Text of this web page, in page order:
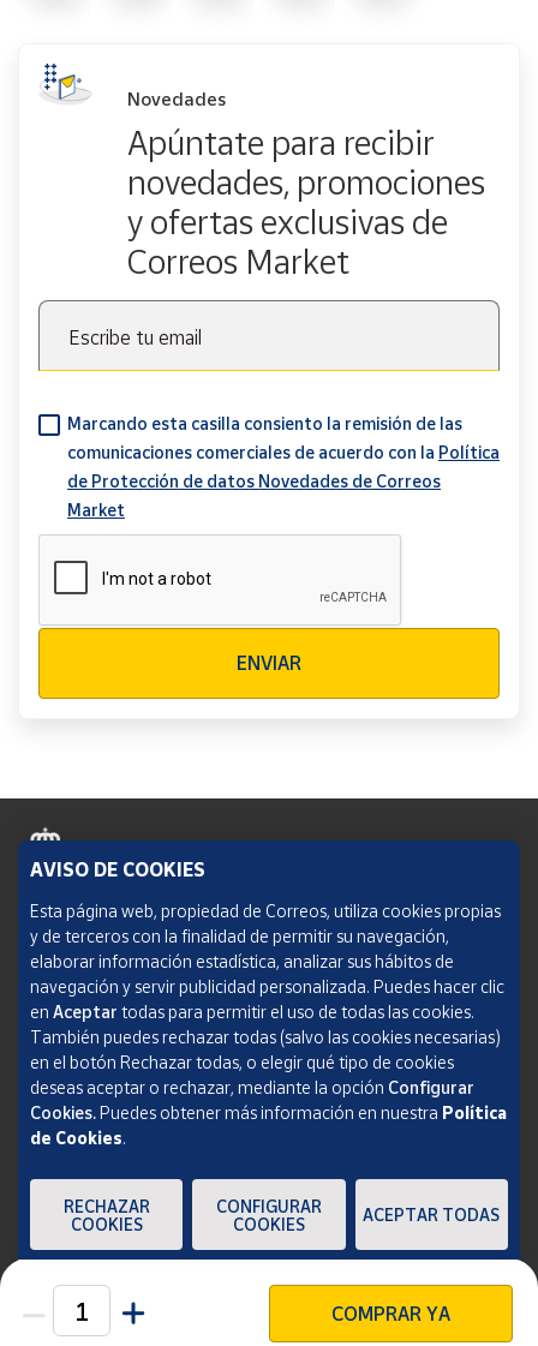
Unidades COMPRAR YA
Novedades
Apúntate para recibir
novedades, promociones
y ofertas exclusivas de
Correos Market
Escribe tu email
Marcando esta casilla consiento la remisión de las
comunicaciones comerciales de acuerdo con la Política
de Protección de datos Novedades de Correos
Market
ENVIAR
Política de cookies
Aviso legal
Condiciones del servicio
Política de Privacidad Web
Informe de transparencia
SOCIEDAD ESTATAL CORREOS Y TELÉGRAFOS, S.A., S.M.E. Todos los derechos
AVISO DE COOKIES
Esta página web, propiedad de Correos, utiliza cookies propias
y de terceros con la finalidad de permitir su navegación,
elaborar información estadística, analizar sus hábitos de
navegación y servir publicidad personalizada. Puedes hacer clic
en Aceptar todas para permitir el uso de todas las cookies.
También puedes rechazar todas (salvo las cookies necesarias)
en el botón Rechazar todas, o elegir qué tipo de cookies
deseas aceptar o rechazar, mediante la opción Configurar
Cookies.Puedes obtener más información en nuestra Política
de Cookies.
RECHAZAR
COOKIES
CONFIGURAR
COOKIES
ACEPTAR TODAS